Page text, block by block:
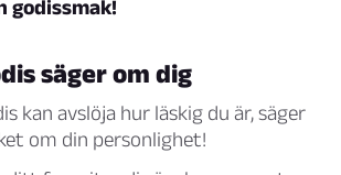
godissmak!
säger om dig
kan avslöja hur läskig du är, säger
om din personlighet!